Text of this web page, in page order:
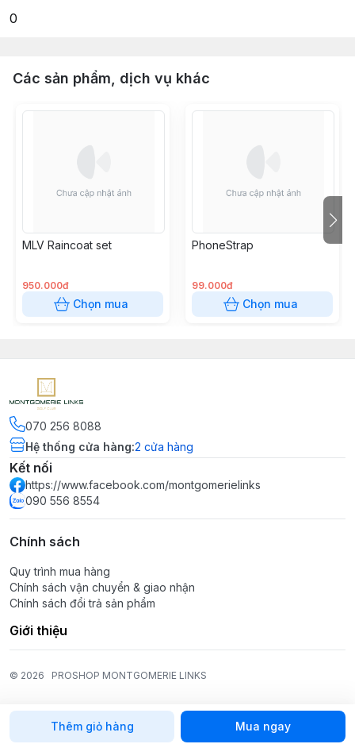
Thêm giỏ hàng Mua ngay
0
Các sản phẩm, dịch vụ khác
MLV Raincoat set
950.000đ
Chọn mua
PhoneStrap
99.000đ
Chọn mua
070 256 8088
Hệ thống cửa hàng:2 cửa hàng
Kết nối
https://www.facebook.com/montgomerielinks
090 556 8554
Chính sách
Quy trình mua hàng
Chính sách vận chuyển & giao nhận
Chính sách đổi trả sản phẩm
Giới thiệu
© 2026 PROSHOP MONTGOMERIE LINKS